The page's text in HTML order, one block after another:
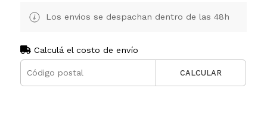
Los envios se despachan dentro de las 48h
Calculá el costo de envío
CALCULAR